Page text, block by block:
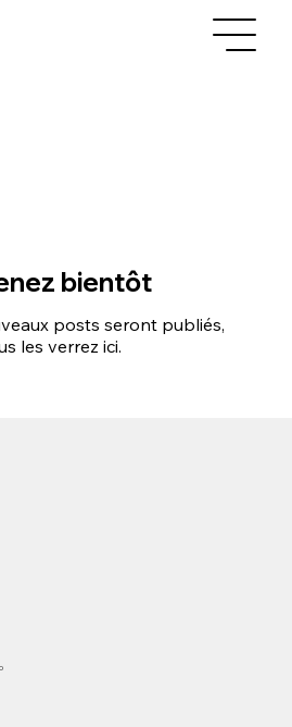
bientôt
posts seront publiés,
les verrez ici.